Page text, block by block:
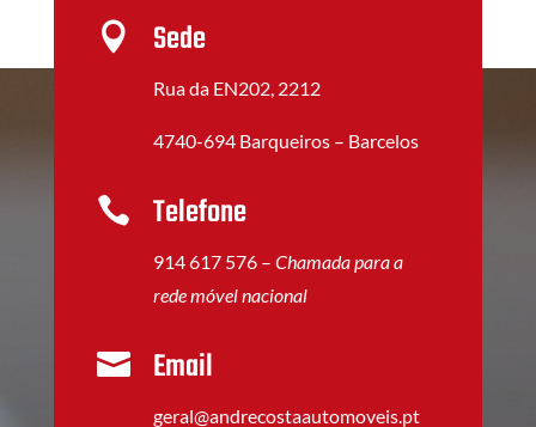
 Sede
Rua da EN202, 2212
4740-694 Barqueiros – Barcelos
 Telefone
914 617 576 – Chamada para a
rede móvel nacional
 Email
geral@andrecostaautomoveis.pt